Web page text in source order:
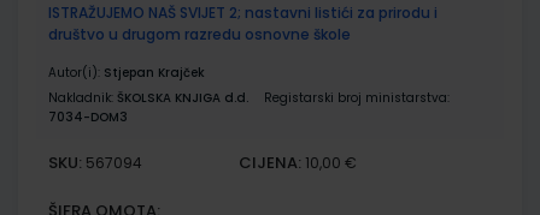
ISTRAŽUJEMO NAŠ SVIJET 2; nastavni listići za prirodu i
društvo u drugom razredu osnovne škole
Autor(i): Stjepan Krajček
Nakladnik: ŠKOLSKA KNJIGA d.d.
Registarski broj ministarstva:
7034-DOM3
SKU: 567094 CIJENA: 10,00 €